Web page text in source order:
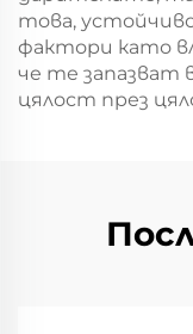
това,
фактори като
че те запазват
цялост през